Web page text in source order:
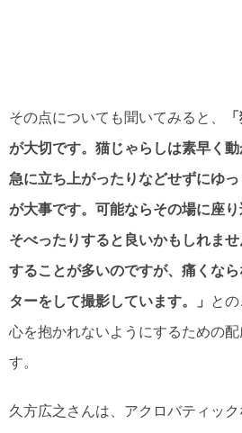
その点についても聞いてみると、
が大切です。猫じゃらしは素早く動
急に立ち上がったりなどせずにゆ
が大事です。可能ならその場に座
そべったりすると良いかもしれま
することが多いのですが、痛くな
ターをして撮影しています。」
と
心を抱かれないようにするための
す。
久方広之さんは、アクロバティッ